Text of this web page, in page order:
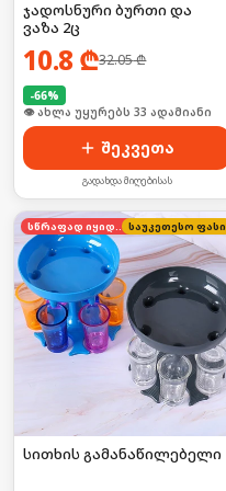
ჯადოსნური ბურთი და
ვაზა 2ც
10.8 ₾32.05₾
-66%
🛒 ბოლო 24სთ-ში იყიდა 50-მა
შეკვეთა
გადახდა მიღებისას
სწრაფად იყიდება საუკეთესო ფასი
სითხის გამანაწილებელი